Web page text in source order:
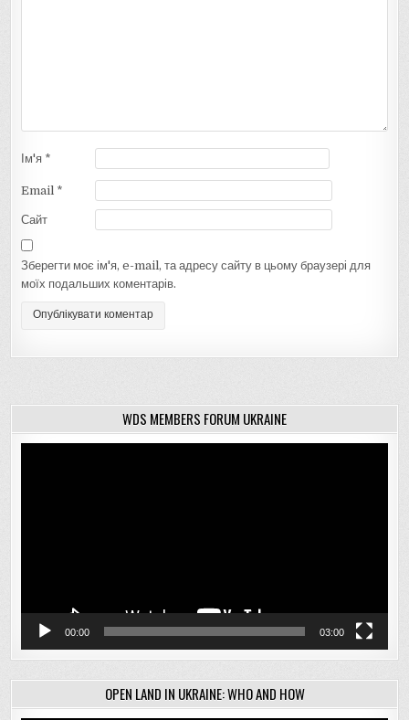
Ім'я *
Email *
Сайт
Зберегти моє ім'я, e-mail, та адресу сайту в цьому браузері для
моїх подальших коментарів.
WDS MEMBERS FORUM UKRAINE
00:00 03:00
OPEN LAND IN UKRAINE: WHO AND HOW